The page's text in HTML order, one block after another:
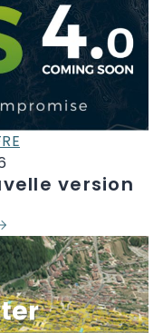
version